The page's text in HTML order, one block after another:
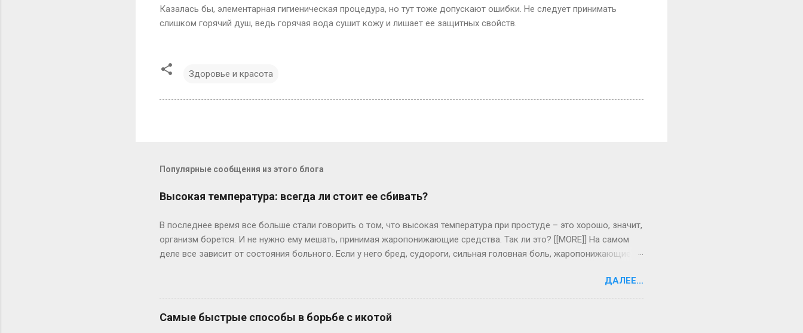
Казалась бы, элементарная гигиеническая процедура, но тут тоже допускают ошибки. Не следует принимать
слишком горячий душ, ведь горячая вода сушит кожу и лишает ее защитных свойств.
Здоровье и красота
Популярные сообщения из этого блога
Высокая температура: всегда ли стоит ее сбивать?
В последнее время все больше стали говорить о том, что высокая температура при простуде – это хорошо, значит,
организм борется. И не нужно ему мешать, принимая жаропонижающие средства. Так ли это? [[MORE]] На самом
деле все зависит от состояния больного. Если у него бред, судороги, сильная головная боль, жаропонижающие
инфекцию резким подъемом температуры, другие, у которых, как правило, низкий иммунитет, могут долго болеть
вообще без температуры. И это хуже: значит, организм не “включил” свою иммунную систему для борьбы с
инфекцией. При температуре выше 39 градусов все же лучше выпить жаропонижающие препараты, положить на
лоб (на пять-десять минут) полотенце, смоченное холодной водой – это снизит головную боль. Если болен
ДАЛЕЕ...
Самые быстрые способы в борьбе с икотой